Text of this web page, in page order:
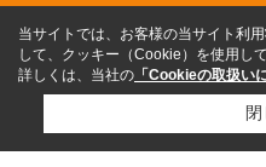
当サイトでは、お客様の当サイト利
して、クッキー（Cookie）を使用して
詳しくは、当社の 「Cookieの取扱い